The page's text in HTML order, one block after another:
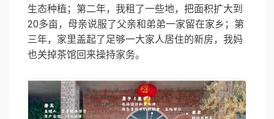
生态种植；第二年，我租了一些地，把面积扩大到
20多亩，母亲说服了父亲和弟弟一家留在家乡；第
三年，家里盖起了足够一大家人居住的新房，我妈
也关掉茶馆回来操持家务。